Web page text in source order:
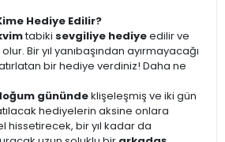
Hediye Edilir?
tabiki sevgiliye hediyeedilir ve
Bir yıl yanıbaşından ayırmayacağı
bir hediye verdiniz! Daha ne
günündeklişeleşmiş ve iki gün
hediyelerin aksine onlara
hissetirecek, bir yıl kadar da